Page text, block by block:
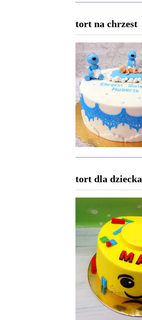
tort na chrzest
tort dla dziecka